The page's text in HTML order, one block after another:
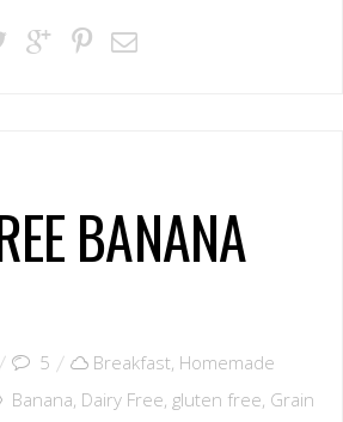
BANANA
5 Breakfast, Homemade
Banana, Dairy Free, gluten free, Grain